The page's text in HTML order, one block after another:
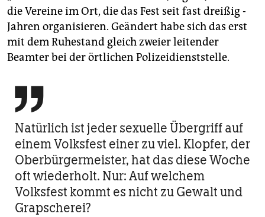
die Vereine im Ort, die das Fest seit fast dreißig ­
Jahren organisieren. Geändert habe sich das erst
mit dem Ruhestand gleich zweier leitender
Beamter bei der örtlichen Polizeidienststelle.

Natürlich ist jeder sexuelle Übergriff auf
einem Volksfest einer zu viel. Klopfer, der
Oberbürgermeister, hat das diese Woche
oft wiederholt. Nur: Auf welchem
Volksfest kommt es nicht zu Gewalt und
Grapscherei?